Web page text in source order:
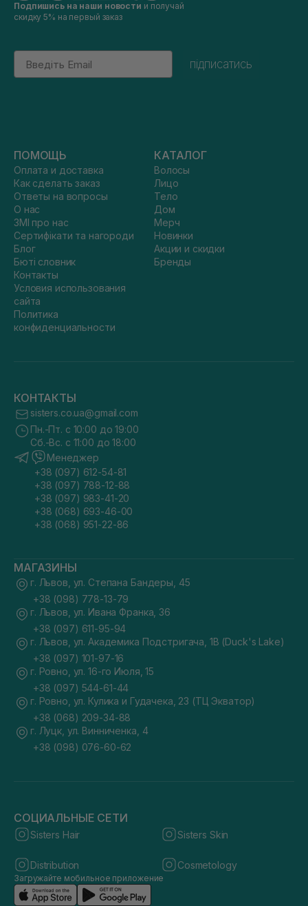
Подпишись на наши новости и получай
скидку 5% на первый заказ
Email
підписатись
ПОМОЩЬ
Оплата и доставка
Как сделать заказ
Ответы на вопросы
О нас
ЗМІ про нас
Сертифікати та нагороди
Блог
Бюті словник
Контакты
Условия использования
сайта
Политика
конфиденциальности
КАТАЛОГ
Волосы
Лицо
Тело
Дом
Мерч
Новинки
Акции и скидки
Бренды
КОНТАКТЫ
sisters.co.ua@gmail.com
Пн.-Пт. с 10:00 до 19:00
Сб.-Вс. с 11:00 до 18:00
Менеджер
+38 (097) 612-54-81
+38 (097) 788-12-88
+38 (097) 983-41-20
+38 (068) 693-46-00
+38 (068) 951-22-86
МАГАЗИНЫ
г. Львов, ул. Степана Бандеры, 45
+38 (098) 778-13-79
г. Львов, ул. Ивана Франка, 36
+38 (097) 611-95-94
г. Львов, ул. Академика Подстригача, 1В (Duck's Lake)
+38 (097) 101-97-16
г. Ровно, ул. 16-го Июля, 15
+38 (097) 544-61-44
г. Ровно, ул. Кулика и Гудачека, 23 (ТЦ Экватор)
+38 (068) 209-34-88
г. Луцк, ул. Винниченка, 4
+38 (098) 076-60-62
СОЦИАЛЬНЫЕ СЕТИ
Sisters Hair Sisters Skin
Distribution Cosmetology
Загружайте мобильное приложение